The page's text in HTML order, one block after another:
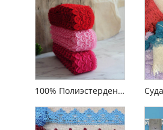
100% Полиэстерден жасалған суда еритін француз түстері бар кесте гипюр шілтері